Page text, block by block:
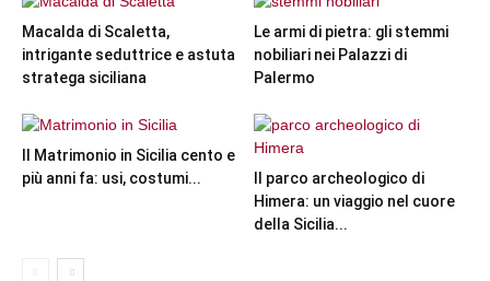
Macalda di Scaletta,
intrigante seduttrice e astuta
stratega siciliana
Le armi di pietra: gli stemmi
nobiliari nei Palazzi di
Palermo
Il Matrimonio in Sicilia cento e
più anni fa: usi, costumi...
Il parco archeologico di
Himera: un viaggio nel cuore
della Sicilia...